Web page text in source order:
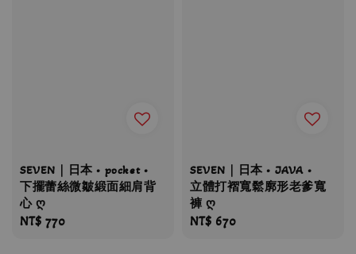
SEVEN｜日本 • pocket •
下擺蕾絲微皺緞面細肩背
心 ღ
Regular
NT$ 770
SEVEN｜日本 • JAVA •
立體打褶寬鬆廓形老爹寬
褲 ღ
Regular
NT$ 670